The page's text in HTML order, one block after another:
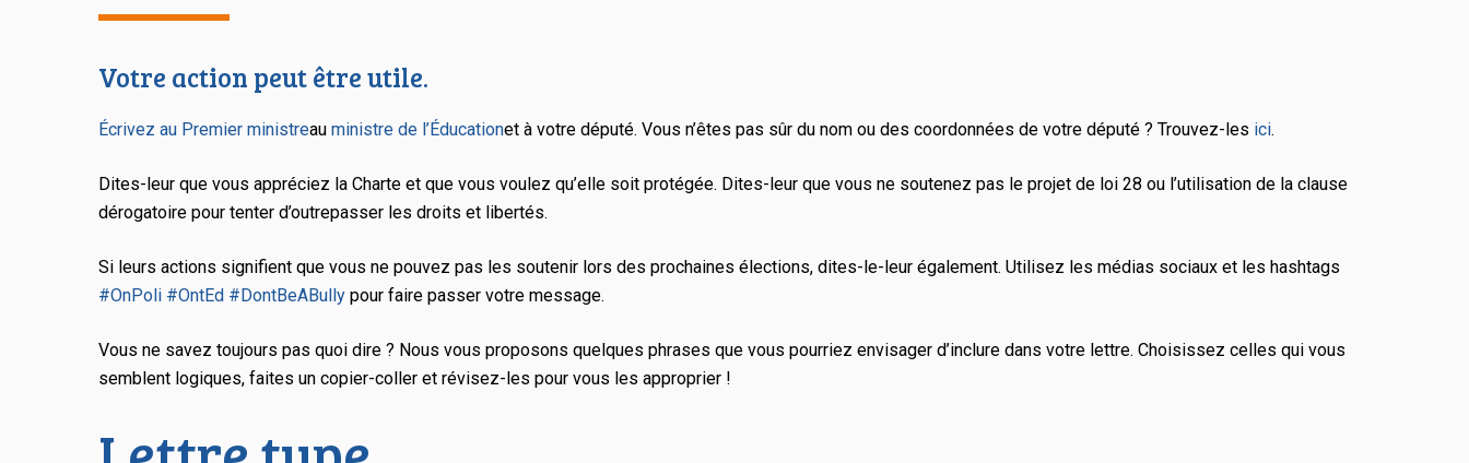
Votre action peut être utile.
Écrivez au Premier ministreauministre de l’Éducationet à votre député. Vous n’êtes pas sûr du nom ou des coordonnées de votre député ? Trouvez-les ici.
Dites-leur que vous appréciez laCharteet que vous voulez qu’elle soit protégée. Dites-leur que vous ne soutenez pas le projet de loi 28 ou l’utilisation de la clause
dérogatoire pour tenter d’outrepasser les droits et libertés.
Si leurs actions signifient que vous ne pouvez pas les soutenir lors des prochaines élections, dites-le-leur également. Utilisez les médias sociaux et les hashtags
#OnPoli #OntEd #DontBeABully pour faire passer votre message.
Vous ne savez toujours pas quoi dire ? Nous vous proposons quelques phrases que vous pourriez envisager d’inclure dans votre lettre. Choisissez celles qui vous
semblent logiques, faites un copier-coller et révisez-les pour vous les approprier !